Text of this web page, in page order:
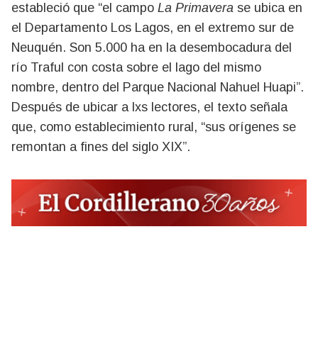
estableció que “el campo La Primavera se ubica en
el Departamento Los Lagos, en el extremo sur de
Neuquén. Son 5.000 ha en la desembocadura del
río Traful con costa sobre el lago del mismo
nombre, dentro del Parque Nacional Nahuel Huapi”.
Después de ubicar a lxs lectores, el texto señala
que, como establecimiento rural, “sus orígenes se
remontan a fines del siglo XIX”.